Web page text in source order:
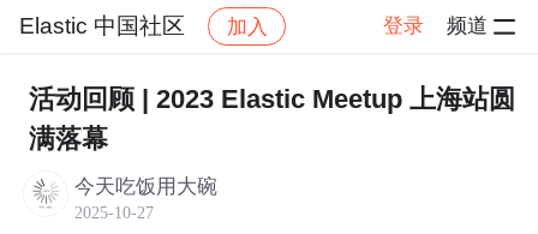
Elastic 中国社区 加入 登录 频道
社区 Elastic 中国社区 会议及 Meetups 帖子详
活动回顾 | 2023 Elastic Meetup 上海站圆
满落幕
今天吃饭用大碗
2025-10-27